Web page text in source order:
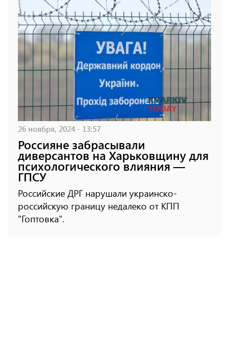
26 ноября, 2024 - 13:57
Россияне забрасывали
диверсантов на Харьковщину для
психологического влияния —
ГПСУ
Российские ДРГ нарушали украинско-
российскую границу недалеко от КПП
"Гоптовка".